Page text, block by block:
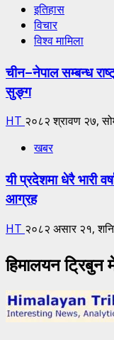
इतिहास
विचार
विश्व मामिला
चीन–नेपाल सम्बन्ध
सुङ्ग
HT २०८२ श्रावण २७,
खबर
यी प्रदेशमा धेरै भारी
आग्रह
HT २०८२ असार २१,
हिमालयन ट्रिबुन